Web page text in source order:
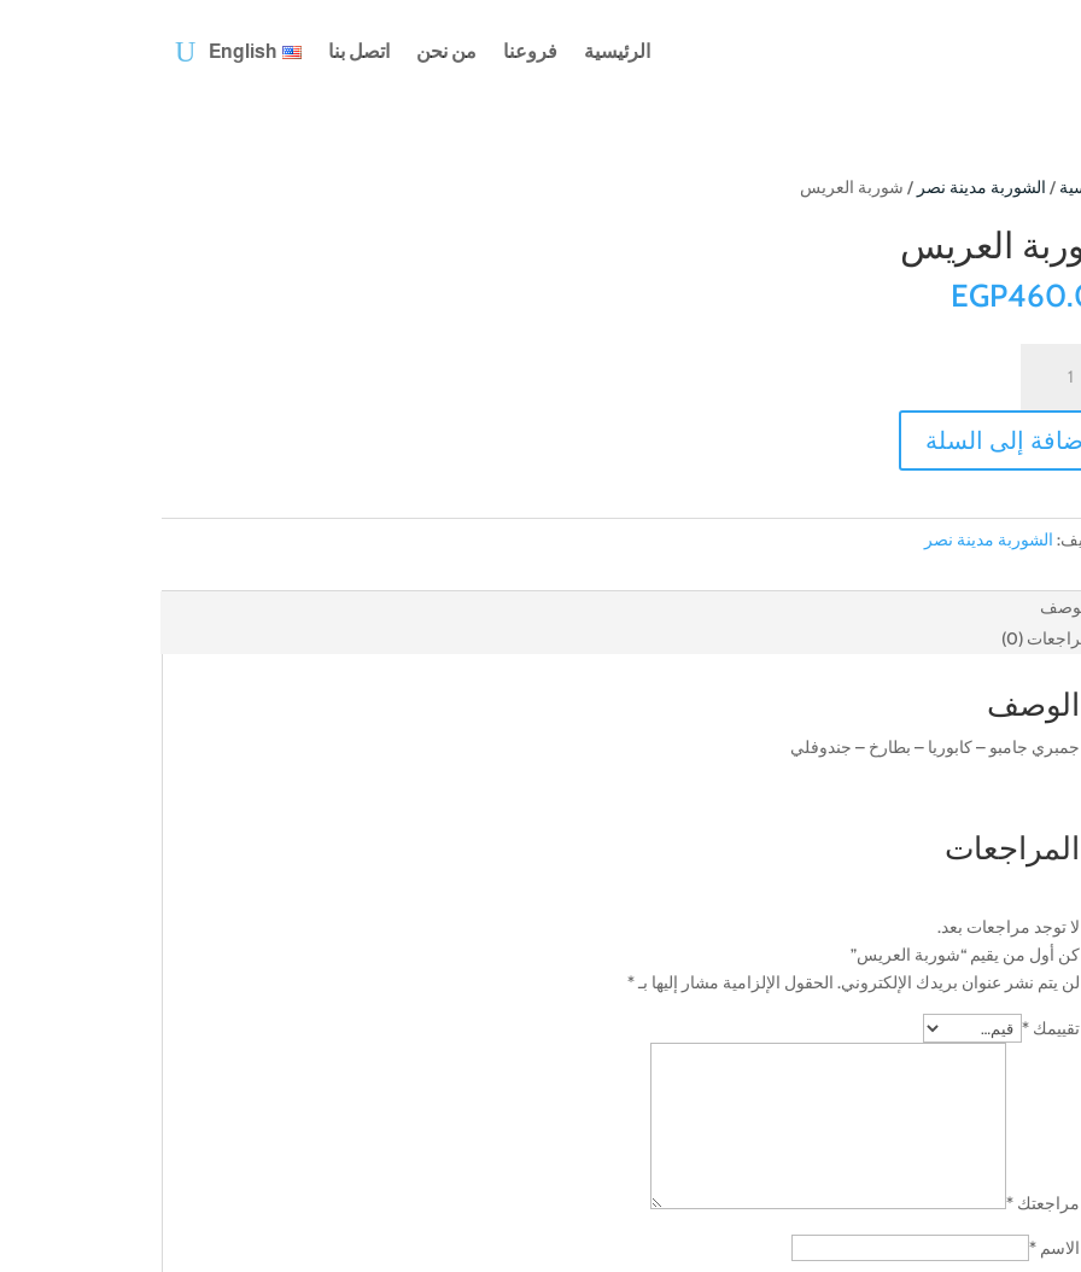
الرئيسية فروعنا من نحن اتصل بنا English
/ الشوربة مدينة نصر / شوربة العريس
العريس
EGP
إلى السلة
الشوربة مدينة نصر
(0)
الوصف
جمبري جامبو – كابوريا – بطارخ – جندوفلي
المراجعات
لا توجد مراجعات بعد.
كن أول من يقيم “شوربة العريس”
لن يتم نشر عنوان بريدك الإلكتروني. الحقول الإلزامية مشار إليها بـ*
تقييمك *
مراجعتك *
الاسم *